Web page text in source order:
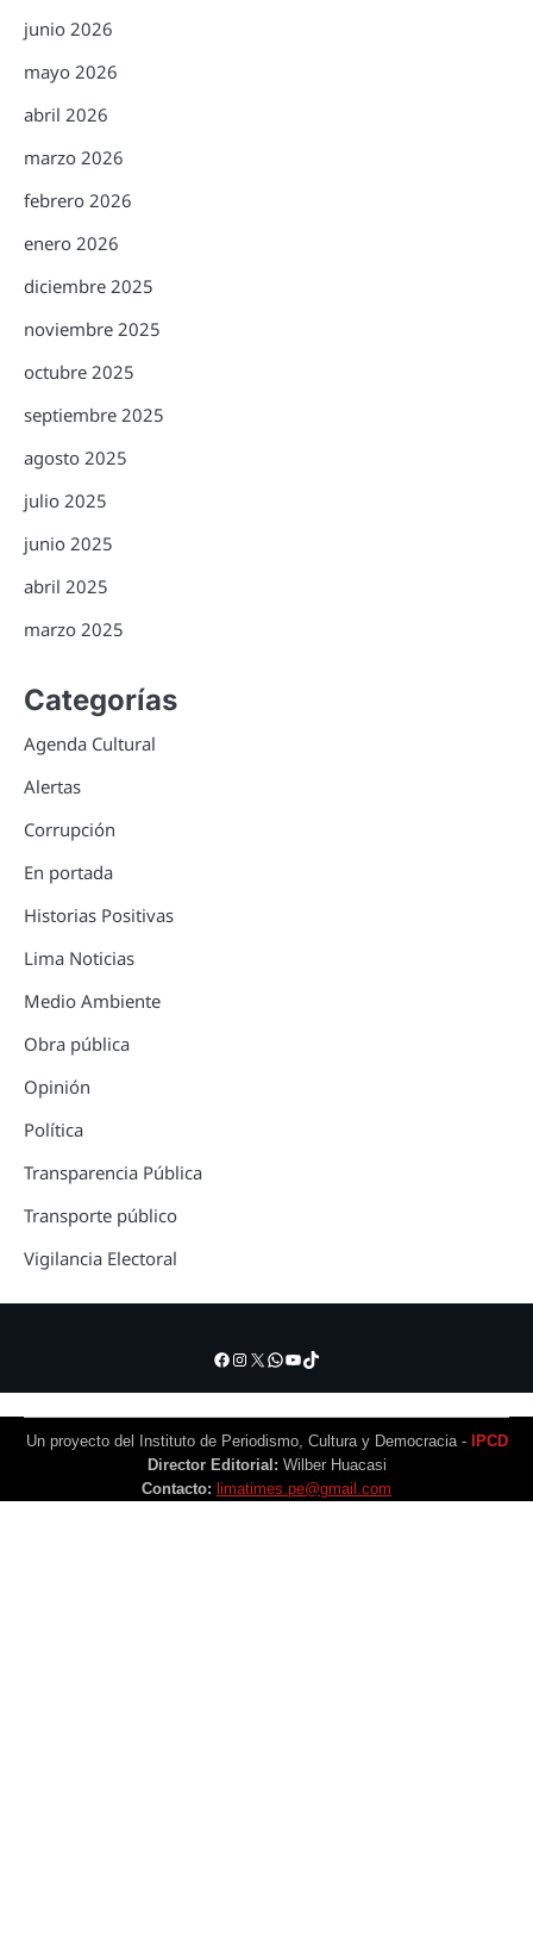
junio 2026
mayo 2026
abril 2026
marzo 2026
febrero 2026
enero 2026
diciembre 2025
noviembre 2025
octubre 2025
septiembre 2025
agosto 2025
julio 2025
junio 2025
abril 2025
marzo 2025
Categorías
Agenda Cultural
Alertas
Corrupción
En portada
Historias Positivas
Lima Noticias
Medio Ambiente
Obra pública
Opinión
Política
Transparencia Pública
Transporte público
Vigilancia Electoral
Facebook
Instagram
X WhatsApp
YouTube
TikTok
Un proyecto del Instituto de Periodismo, Cultura y Democracia -
IPCD
Director Editorial: Wilber Huacasi
Contacto: limatimes.pe@gmail.com